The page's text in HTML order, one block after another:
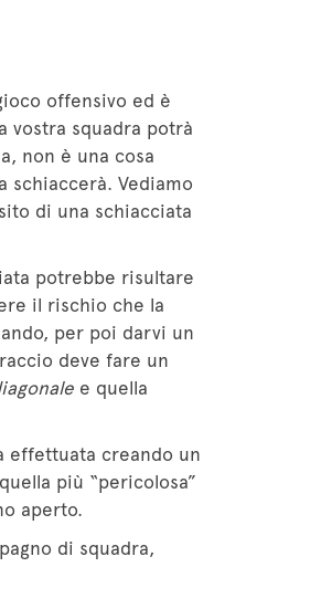
offensivo ed è
vostra squadra potrà
non è una cosa
schiaccerà. Vediamo
di una schiacciata
potrebbe risultare
il rischio che la
per poi darvi un
deve fare un
e quella
effettuata creando un
più “pericolosa”
aperto.
di squadra,